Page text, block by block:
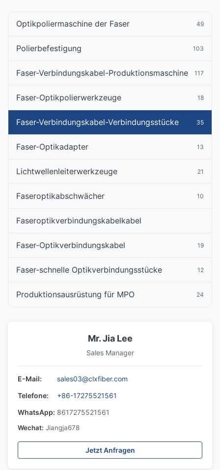
Optikpoliermaschine der Faser 49
Polierbefestigung 103
Faser-Verbindungskabel-Produktionsmaschine 117
Faser-Optikpolierwerkzeuge 18
Faser-Verbindungskabel-Verbindungsstücke 35
Faser-Optikadapter 13
Lichtwellenleiterwerkzeuge 21
Faseroptikabschwächer 10
Faseroptikverbindungskabelkabel
Faser-Optikverbindungskabel 19
Faser-schnelle Optikverbindungsstücke 12
Produktionsausrüstung für MPO 24
Mr. Jia Lee
Sales Manager
E-Mail:
sales03@clxfiber.com
Telefone:
+86-17275521561
WhatsApp: 8617275521561
Wechat: Jiangja678
Jetzt Anfragen